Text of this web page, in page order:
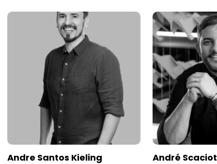
Andre Santos Kieling André